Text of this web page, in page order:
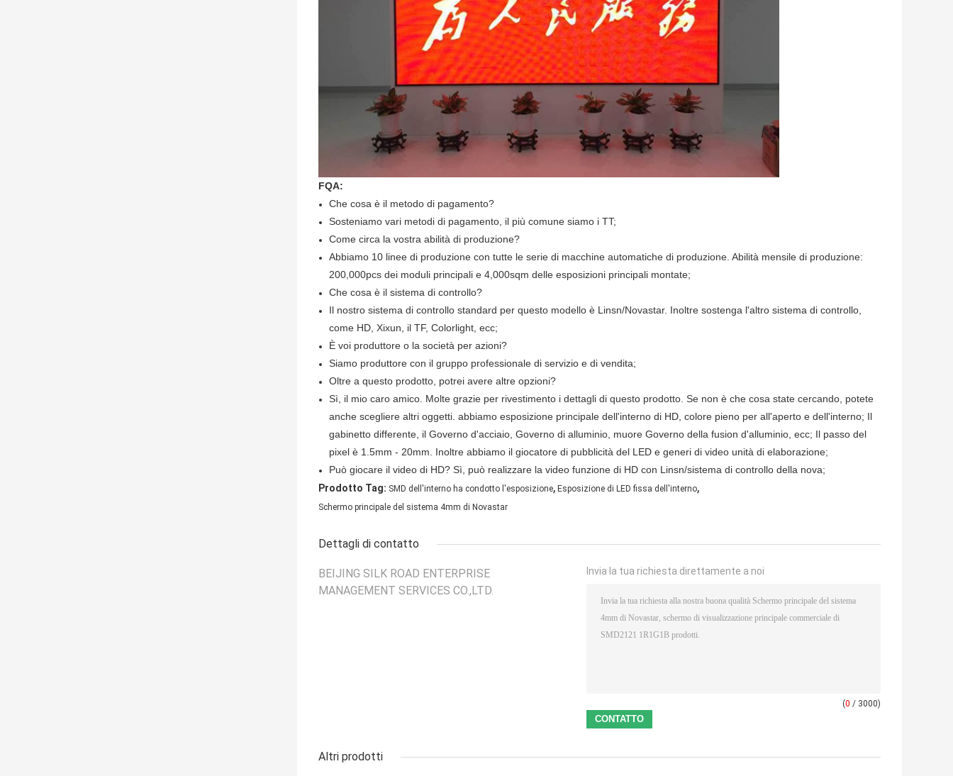
FQA:
Che cosa è il metodo di pagamento?
Sosteniamo vari metodi di pagamento, il più comune siamo i TT;
Come circa la vostra abilità di produzione?
Abbiamo 10 linee di produzione con tutte le serie di macchine automatiche di produzione. Abilità mensile di produzione:
200,000pcs dei moduli principali e 4,000sqm delle esposizioni principali montate;
Che cosa è il sistema di controllo?
Il nostro sistema di controllo standard per questo modello è Linsn/Novastar. Inoltre sostenga l'altro sistema di controllo,
come HD, Xixun, il TF, Colorlight, ecc;
È voi produttore o la società per azioni?
Siamo produttore con il gruppo professionale di servizio e di vendita;
Oltre a questo prodotto, potrei avere altre opzioni?
Sì, il mio caro amico. Molte grazie per rivestimento i dettagli di questo prodotto. Se non è che cosa state cercando, potete
anche scegliere altri oggetti. abbiamo esposizione principale dell'interno di HD, colore pieno per all'aperto e dell'interno; Il
gabinetto differente, il Governo d'acciaio, Governo di alluminio, muore Governo della fusion d'alluminio, ecc; Il passo del
pixel è 1.5mm - 20mm. Inoltre abbiamo il giocatore di pubblicità del LED e generi di video unità di elaborazione;
Può giocare il video di HD? Sì, può realizzare la video funzione di HD con Linsn/sistema di controllo della nova;
Prodotto Tag: SMD dell'interno ha condotto l'esposizione, Esposizione di LED fissa dell'interno,
Schermo principale del sistema 4mm di Novastar
Dettagli di contatto
BEIJING SILK ROAD ENTERPRISE
MANAGEMENT SERVICES CO.,LTD.
Invia la tua richiesta direttamente a noi
(0 / 3000)
Altri prodotti